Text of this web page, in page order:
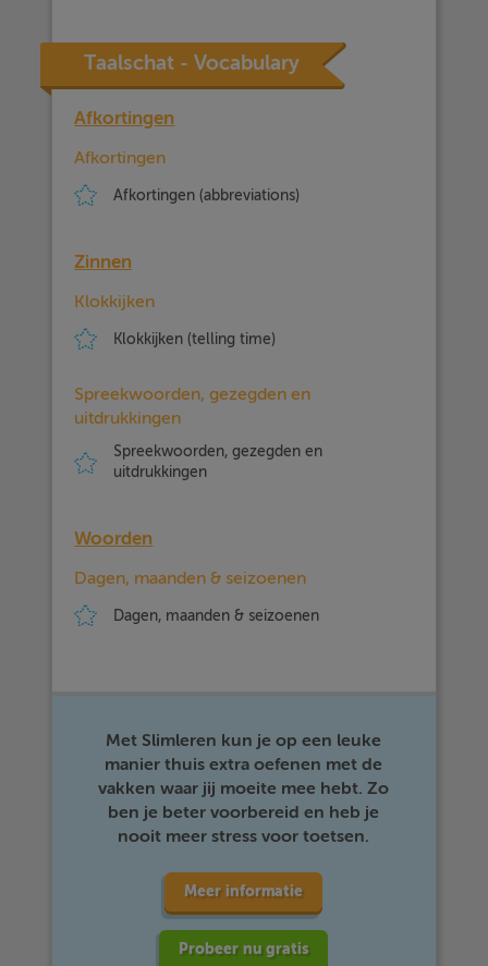
Taalschat - Vocabulary
Afkortingen
Afkortingen
Afkortingen (abbreviations)
Zinnen
Klokkijken
Klokkijken (telling time)
Spreekwoorden, gezegden en
uitdrukkingen
Spreekwoorden, gezegden en
uitdrukkingen
Woorden
Dagen, maanden & seizoenen
Dagen, maanden & seizoenen
Met Slimleren kun je op een leuke
manier thuis extra oefenen met de
vakken waar jij moeite mee hebt. Zo
ben je beter voorbereid en heb je
nooit meer stress voor toetsen.
Meer informatie
Probeer nu gratis